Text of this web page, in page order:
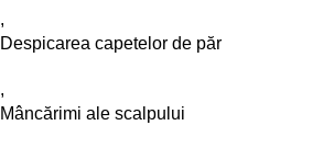
,
Despicarea capetelor de păr
,
Mâncărimi ale scalpului